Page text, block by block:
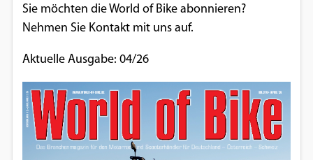
Sie möchten die World of Bike abonnieren?
Nehmen Sie Kontakt mit uns auf.
Aktuelle Ausgabe: 04/26